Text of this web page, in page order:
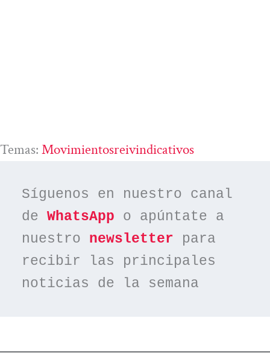
Temas: Movimientosreivindicativos
Síguenos en nuestro canal
de WhatsApp o apúntate a
nuestro newsletter para
recibir las principales
noticias de la semana